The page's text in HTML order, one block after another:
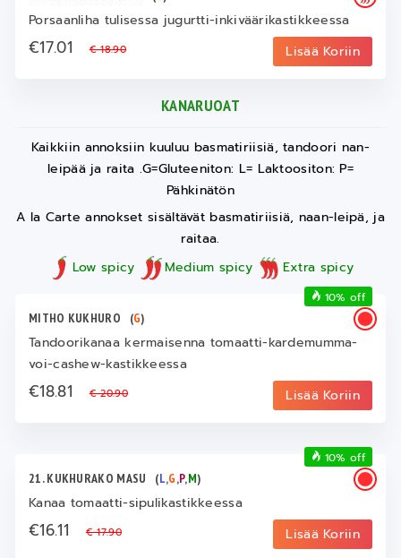
Porsaanliha tulisessa jugurtti-inkiväärikastikkeessa
€17.01€ 18.90 Lisää Koriin
KANARUOAT
Kaikkiin annoksiin kuuluu basmatiriisiä, tandoori nan-
leipää ja raita .G=Gluteeniton: L= Laktoositon: P=
Pähkinätön
A la Carte annokset sisältävät basmatiriisiä, naan-leipä, ja
raitaa.
Low spicy
Medium spicy Extra spicy
MITHO KUKHURO (G)
Tandoorikanaa kermaisenna tomaatti-kardemumma-
voi-cashew-kastikkeessa
€18.81€ 20.90 Lisää Koriin
10% off
21. KUKHURAKO MASU (L,G,P,M)
Kanaa tomaatti-sipulikastikkeessa
€16.11€ 17.90 Lisää Koriin
10% off